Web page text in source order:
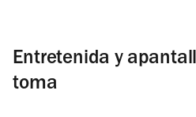
Entretenida y
toma